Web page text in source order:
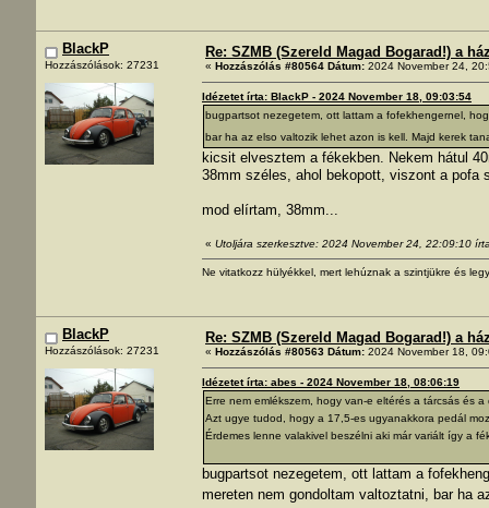
BlackP
Hozzászólások: 27231
Re: SZMB (Szereld Magad Bogarad!) a
« Hozzászólás #80564 Dátum: 2024 November 24,
Idézetet írta: BlackP - 2024 November 18, 09:03:54
bugpartsot nezegetem, ott lattam a fofekhengernel,
bar ha az elso valtozik lehet azon is kell. Majd kerek
kicsit elvesztem a fékekben. Nekem hátul
38mm széles, ahol bekopott, viszont a pofa
mod elírtam, 38mm...
« Utoljára szerkesztve: 2024 November 24, 22:09:10
Ne vitatkozz hülyékkel, mert lehúznak a szintjükre és
BlackP
Hozzászólások: 27231
Re: SZMB (Szereld Magad Bogarad!) a
« Hozzászólás #80563 Dátum: 2024 November 18,
Idézetet írta: abes - 2024 November 18, 08:06:19
Erre nem emlékszem, hogy van-e eltérés a tárcsás és a
Azt ugye tudod, hogy a 17,5-es ugyanakkora pedál
Érdemes lenne valakivel beszélni aki már variált így a
bugpartsot nezegetem, ott lattam a
mereten nem gondoltam valtoztatni, bar ha